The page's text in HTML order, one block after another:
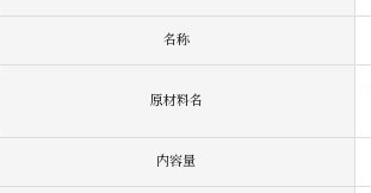
名称
原材料名
内容量